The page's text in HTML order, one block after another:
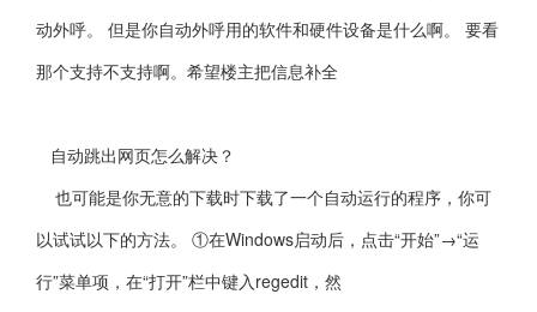
动外呼。 但是你自动外呼用的软件和硬件设备是什么啊。 要看
那个支持不支持啊。希望楼主把信息补全
自动跳出网页怎么解决？
也可能是你无意的下载时下载了一个自动运行的程序，你可
以试试以下的方法。 ①在Windows启动后，点击“开始”→“运
行”菜单项，在“打开”栏中键入regedit，然